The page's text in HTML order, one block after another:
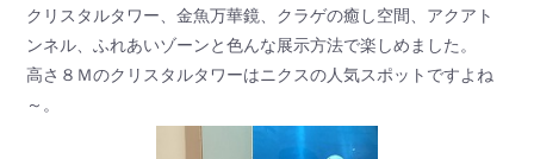
クリスタルタワー、金魚万華鏡、クラゲの癒し空間、アクアト
ンネル、ふれあいゾーンと色んな展示方法で楽しめました。
高さ８Ｍのクリスタルタワーはニクスの人気スポットですよね
～。